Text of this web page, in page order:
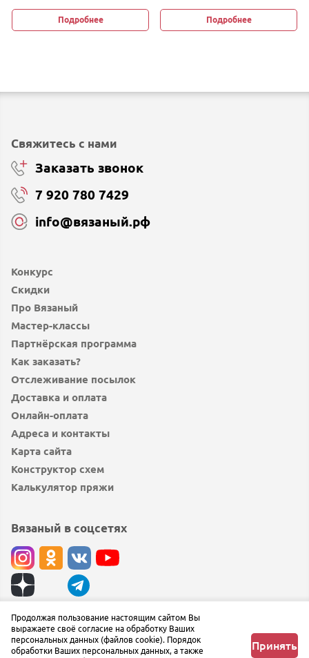
Подробнее Подробнее
Конкурс
Скидки
Про Вязаный
Мастер-классы
Партнёрская программа
Как заказать?
Отслеживание посылок
Доставка и оплата
Онлайн-оплата
Адреса и контакты
Карта сайта
Конструктор схем
Калькулятор пряжи
Свяжитесь с нами
Заказать звонок
7 920 780 7429
info@вязаный.рф
Вязаный в соцсетях
© вязаный.рф 2019 — 2026
Сообщить об ошибке
Продолжая пользование настоящим сайтом Вы
выражаете своё согласие на обработку Ваших
персональных данных (файлов cookie). Порядок
обработки Ваших персональных данных, а также
Принять